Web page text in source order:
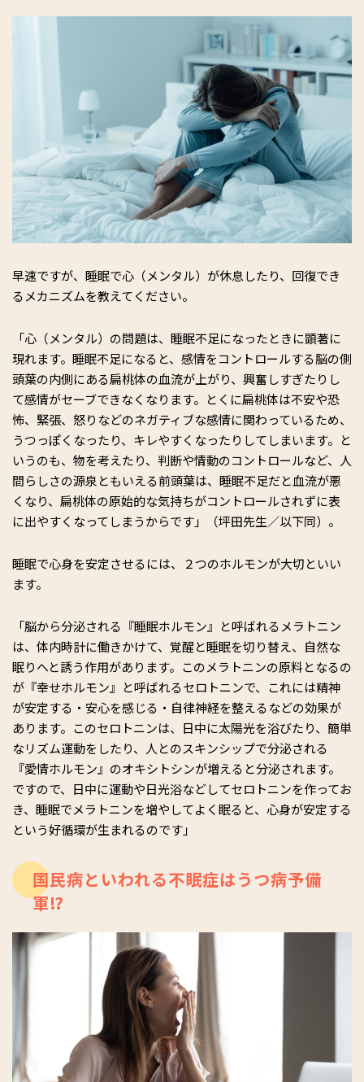
早速ですが、睡眠で心（メンタル）が休息したり、回復でき
るメカニズムを教えてください。
「心（メンタル）の問題は、睡眠不足になったときに顕著に
現れます。睡眠不足になると、感情をコントロールする脳の側
頭葉の内側にある扁桃体の血流が上がり、興奮しすぎたりし
て感情がセーブできなくなります。とくに扁桃体は不安や恐
怖、緊張、怒りなどのネガティブな感情に関わっているため、
うつっぽくなったり、キレやすくなったりしてしまいます。と
いうのも、物を考えたり、判断や情動のコントロールなど、人
間らしさの源泉ともいえる前頭葉は、睡眠不足だと血流が悪
くなり、扁桃体の原始的な気持ちがコントロールされずに表
に出やすくなってしまうからです」（坪田先生／以下同）。
睡眠で心身を安定させるには、２つのホルモンが大切といい
ます。
「脳から分泌される『睡眠ホルモン』と呼ばれるメラトニン
は、体内時計に働きかけて、覚醒と睡眠を切り替え、自然な
眠りへと誘う作用があります。このメラトニンの原料となるの
が『幸せホルモン』と呼ばれるセロトニンで、これには精神
が安定する・安心を感じる・自律神経を整えるなどの効果が
あります。このセロトニンは、日中に太陽光を浴びたり、簡単
なリズム運動をしたり、人とのスキンシップで分泌される
『愛情ホルモン』のオキシトシンが増えると分泌されます。
ですので、日中に運動や日光浴などしてセロトニンを作ってお
き、睡眠でメラトニンを増やしてよく眠ると、心身が安定する
という好循環が生まれるのです」
国民病といわれる不眠症はうつ病予備
軍⁉